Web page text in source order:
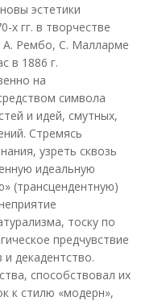
эстетики
х гг. в творчестве
А. Рембо, С. Малларме
в 1886 г.
на
символа
и идей, смутных,
Стремясь
узреть сквозь
идеальную
(трансцендентную)
тоску по
предчувствие
декадентство.
способствовал их
к стилю «модерн»,